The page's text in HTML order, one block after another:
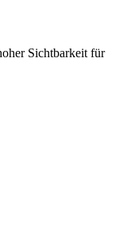
Sichtbarkeit für